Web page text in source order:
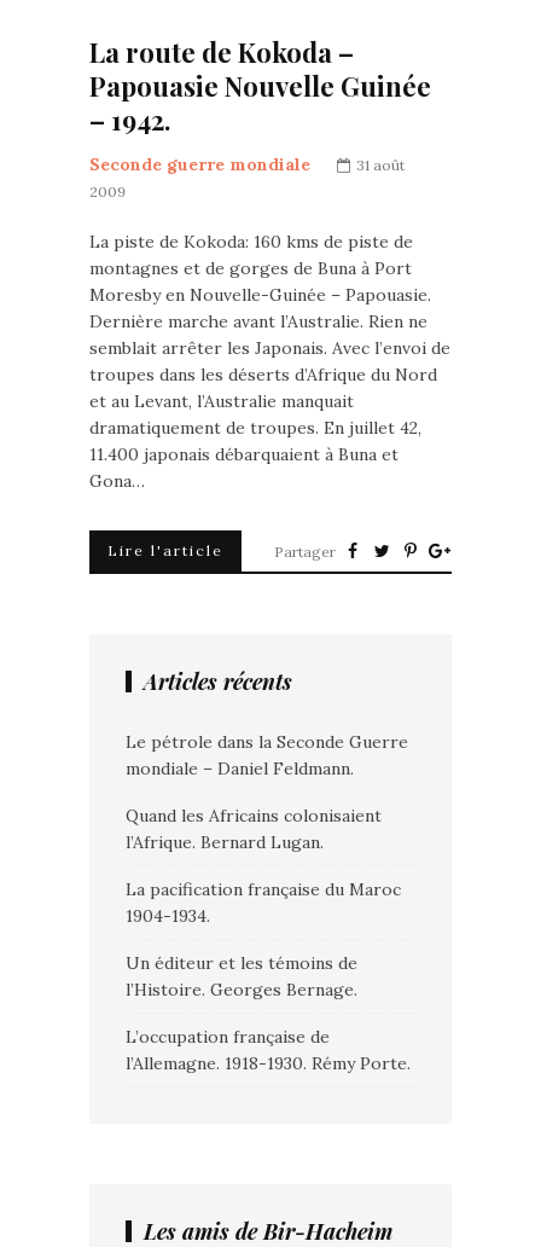
La route de Kokoda –
Papouasie Nouvelle Guinée
– 1942.
Seconde guerre mondiale
31 août
2009
La piste de Kokoda: 160 kms de piste de
montagnes et de gorges de Buna à Port
Moresby en Nouvelle-Guinée – Papouasie.
Dernière marche avant l’Australie. Rien ne
semblait arrêter les Japonais. Avec l’envoi de
troupes dans les déserts d’Afrique du Nord
et au Levant, l’Australie manquait
dramatiquement de troupes. En juillet 42,
11.400 japonais débarquaient à Buna et
Gona…
Lire l'article Partager
Articles récents
Le pétrole dans la Seconde Guerre
mondiale – Daniel Feldmann.
Quand les Africains colonisaient
l’Afrique. Bernard Lugan.
La pacification française du Maroc
1904-1934.
Un éditeur et les témoins de
l’Histoire. Georges Bernage.
L’occupation française de
l’Allemagne. 1918-1930. Rémy Porte.
Les amis de Bir-Hacheim